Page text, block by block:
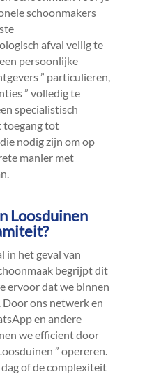
schoonmakers
afval veilig te
persoonlijke
” particulieren,
” volledig te
specialistisch
toegang tot
nodig zijn om op
manier met
Loosduinen
in het geval van
begrijpt dit
ervoor dat we binnen
Door ons netwerk en
en andere
we efficient door
” opereren.​
of de complexiteit